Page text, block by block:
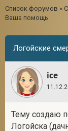
Список форумов »
Ваша помощь
Логойские
ice
Тему создаю
Логойска